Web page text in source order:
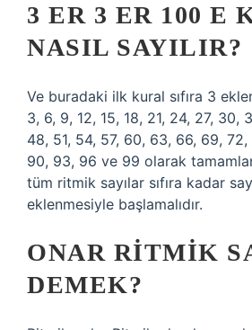
3 ER 3 ER 100 E
NASIL SAYILIR?
Ve buradaki ilk kural sıfıra 3
3, 6, 9, 12, 15, 18, 21, 24, 27, 30,
48, 51, 54, 57, 60, 63, 66, 69, 72,
90, 93, 96 ve 99 olarak
tüm ritmik sayılar sıfıra kadar
eklenmesiyle başlamalıdır.
ONAR RITMIK
DEMEK?